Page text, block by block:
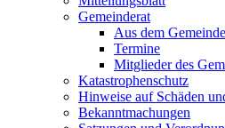
Gemeinderat
Aus dem
Termine
Mitglieder des
Katastrophenschutz
Hinweise auf Schäden
Bekanntmachungen